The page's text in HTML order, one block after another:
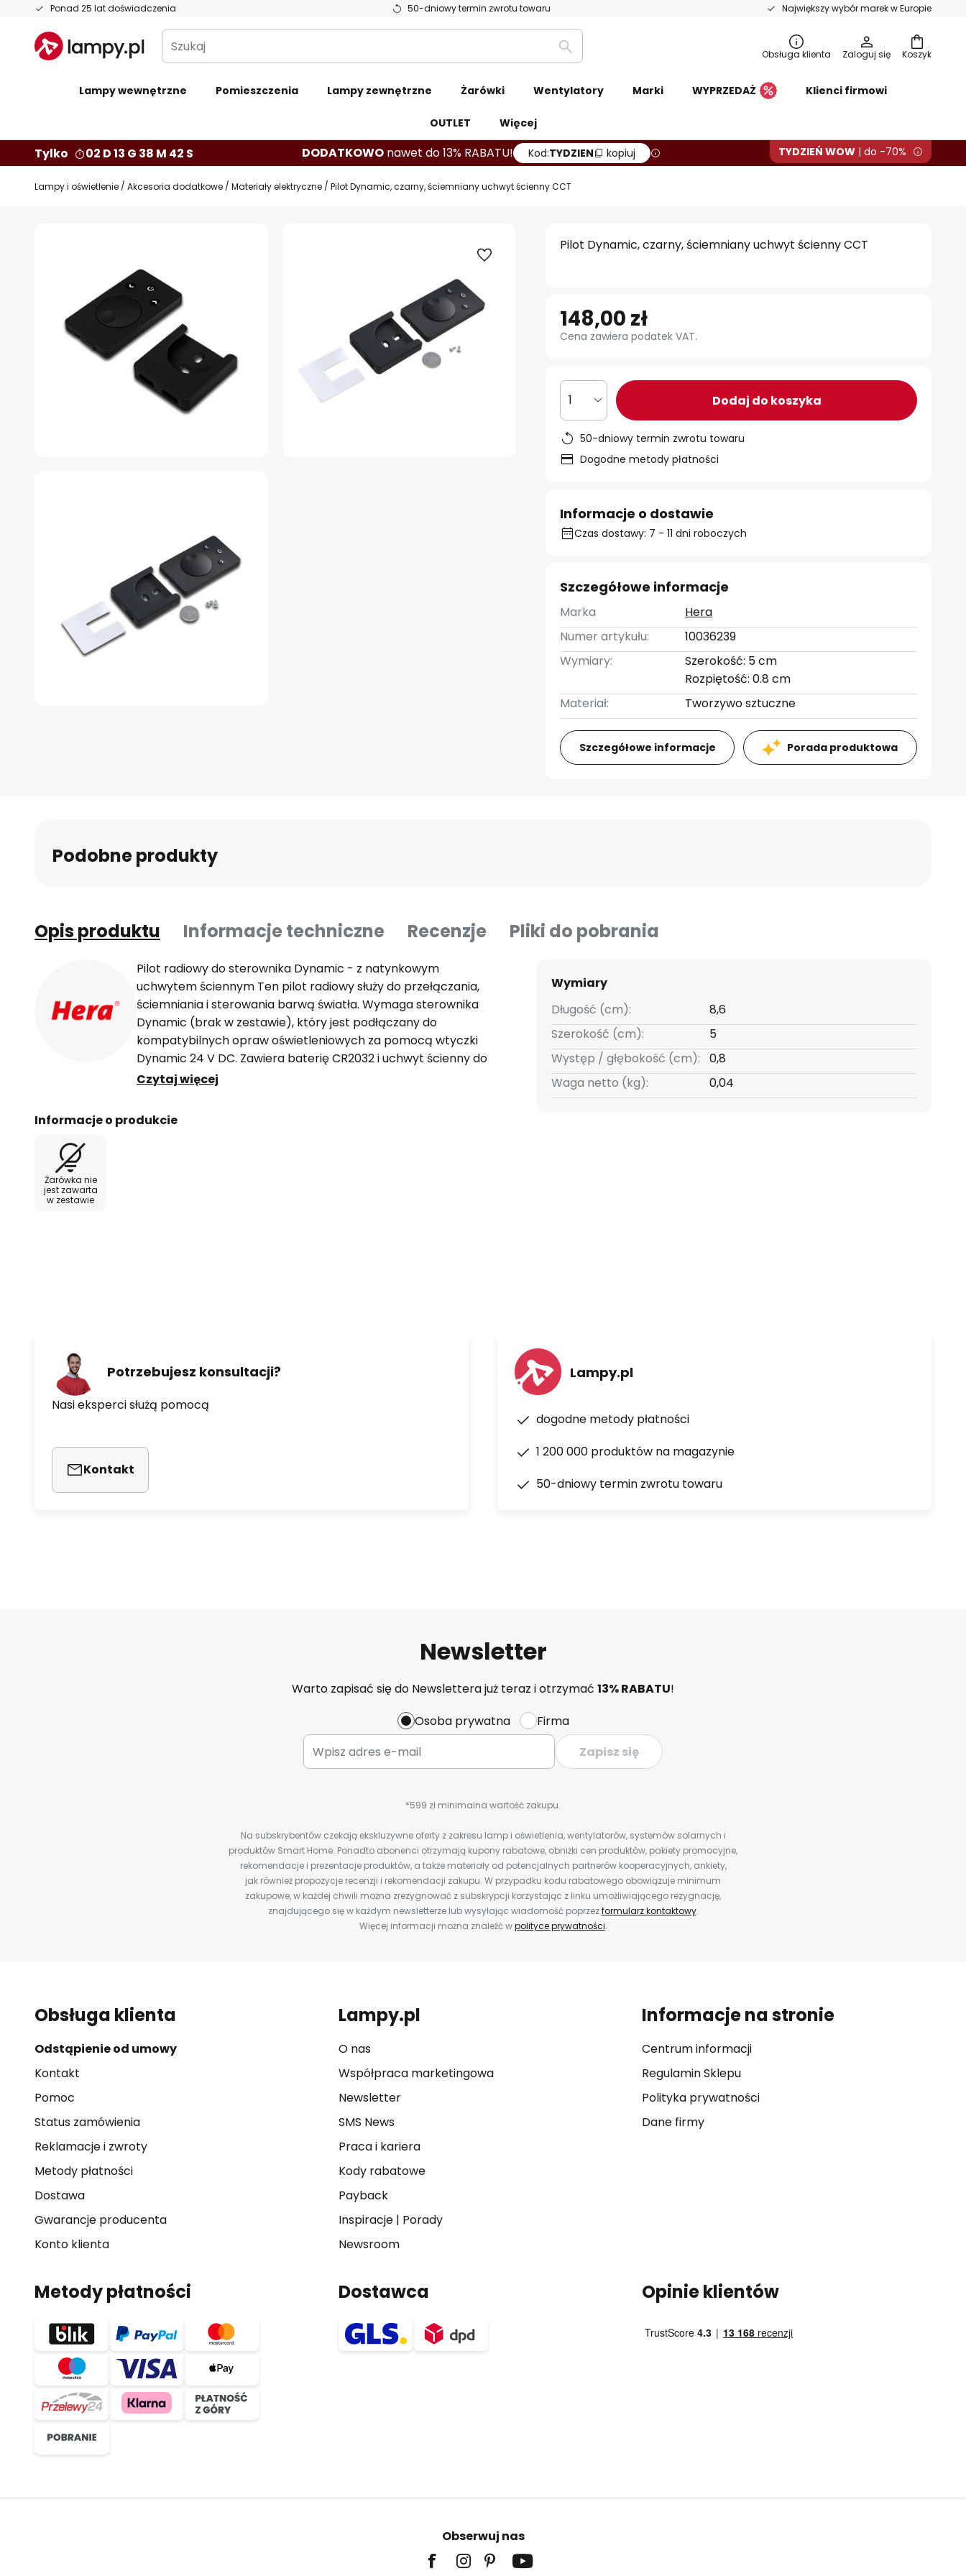
Ponad 25 lat doświadczenia 50-dniowy termin zwrotu towaru Największy wybór marek w Europie
Przejdź
treści
Koszyk
Szukaj
Szukaj
Obsługa klienta Zaloguj się
Lampy wewnętrzne Pomieszczenia Lampy zewnętrzne Żarówki Wentylatory Marki WYPRZEDAŻ Klienci firmowi
OUTLET Więcej
Tylko 02 D 13 G 38 M 41 S DODATKOWO nawet do 13% RABATU! Kod:TYDZIEN kopiuj TYDZIEŃ WOW | do -70%
Lampy i oświetlenie Akcesoria dodatkowe Materiały elektryczne Pilot Dynamic, czarny, ściemniany uchwyt ścienny CCT
Pilot Dynamic, czarny, ściemniany uchwyt ścienny CCT
148,00 zł
Cena zawiera podatek VAT.
1 Dodaj do koszyka
50-dniowy termin zwrotu towaru
Dogodne metody płatności
Informacje o dostawie
Czas dostawy: 7 - 11 dni roboczych
Szczegółowe informacje
Marka
Hera
Numer artykułu:
10036239
Wymiary:
Szerokość: 5 cm
Rozpiętość: 0.8 cm
Materiał:
Tworzywo sztuczne
Szczegółowe informacje Porada produktowa
Podobne produkty
Opis produktu Informacje techniczne Recenzje Pliki do pobrania
Pilot radiowy do sterownika Dynamic - z natynkowym
uchwytem ściennym Ten pilot radiowy służy do przełączania,
ściemniania i sterowania barwą światła. Wymaga sterownika
Dynamic (brak w zestawie), który jest podłączany do
kompatybilnych opraw oświetleniowych za pomocą wtyczki
Dynamic 24 V DC. Zawiera baterię CR2032 i uchwyt ścienny do
przykręcenia lub przyklejenia.
Czytaj więcej
Informacje o produkcie
Żarówka nie
jest zawarta
w zestawie
Wymiary
Długość (cm):
8,6
Szerokość (cm):
5
Występ / głębokość (cm):
0,8
Waga netto (kg):
0,04
Potrzebujesz konsultacji?
Nasi eksperci służą pomocą
Kontakt
Lampy.pl
dogodne metody płatności
1 200 000 produktów na magazynie
50-dniowy termin zwrotu towaru
Newsletter
Warto zapisać się do Newslettera już teraz i otrzymać 13% RABATU!
Osoba prywatna
Firma
Zapisz się
*599 zł minimalna wartość zakupu.
Na subskrybentów czekają ekskluzywne oferty z zakresu lamp i oświetlenia, wentylatorów, systemów solarnych i
produktów Smart Home. Ponadto abonenci otrzymają kupony rabatowe, obniżki cen produktów, pakiety promocyjne,
rekomendacje i prezentacje produktów, a także materiały od potencjalnych partnerów kooperacyjnych, ankiety,
jak również propozycje recenzji i rekomendacji zakupu. W przypadku kodu rabatowego obowiązuje minimum
zakupowe, w każdej chwili można zrezygnować z subskrypcji korzystając z linku umożliwiającego rezygnację,
znajdującego się w każdym newsletterze lub wysyłając wiadomość poprzezformularz kontaktowy.
Więcej informacji można znaleźć wpolityce prywatności.
Obsługa klienta
Odstąpienie od umowy
Kontakt
Pomoc
Status zamówienia
Reklamacje i zwroty
Metody płatności
Dostawa
Gwarancje producenta
Konto klienta
Lampy.pl
O nas
Współpraca marketingowa
Newsletter
SMS News
Praca i kariera
Kody rabatowe
Payback
Inspiracje| Porady
Newsroom
Informacje na stronie
Centrum informacji
Regulamin Sklepu
Polityka prywatności
Dane firmy
Metody płatności Dostawca Opinie klientów
Obserwuj nas